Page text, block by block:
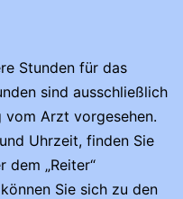
Stunden für das
sind ausschließlich
vom Arzt vorgesehen.
Uhrzeit, finden Sie
dem „Reiter“
Sie sich zu den